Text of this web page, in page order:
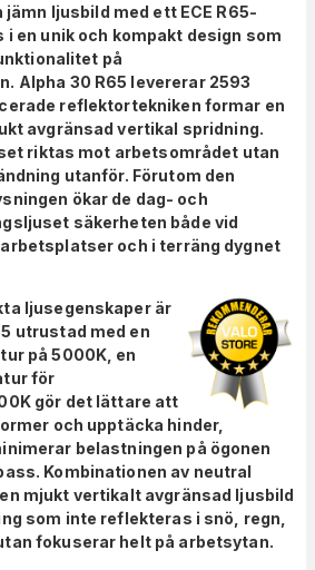
ljusbild med ett ECE R65-
en unik och kompakt design som
på
Alpha 30 R65 levererar 2593
reflektortekniken formar en
avgränsad vertikal spridning.
riktas mot arbetsområdet utan
utanför. Förutom den
ökar de dag- och
säkerheten både vid
och i terräng dygnet
ljusegenskaper är
utrustad med en
på 5000K, en
för
gör det lättare att
och upptäcka hinder,
belastningen på ögonen
Kombinationen av neutral
mjukt vertikalt avgränsad ljusbild
som inte reflekteras i snö, regn,
fokuserar helt på arbetsytan.